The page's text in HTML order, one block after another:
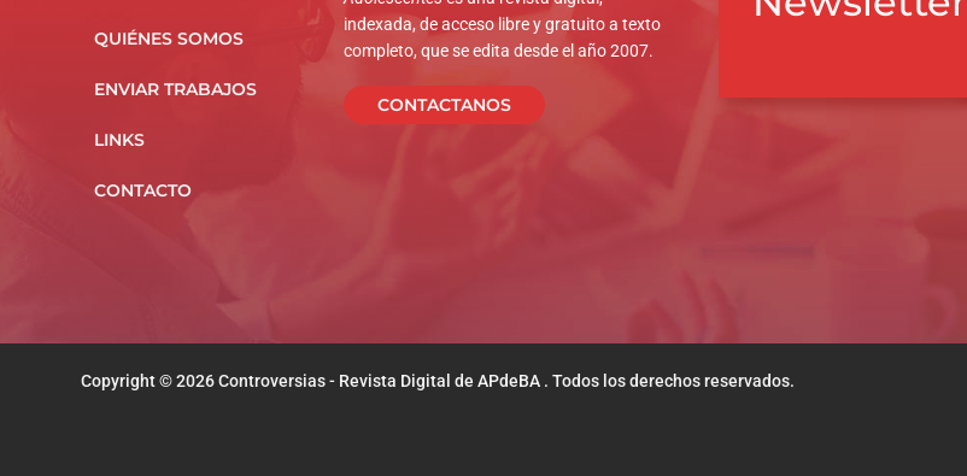
QUIÉNES SOMOS
ENVIAR TRABAJOS
LINKS
CONTACTO
indexada, de acceso libre y gratuito a texto
completo, que se edita desde el año 2007.
CONTACTANOS
Copyright © 2026 Controversias - Revista Digital de APdeBA . Todos los derechos reservados.